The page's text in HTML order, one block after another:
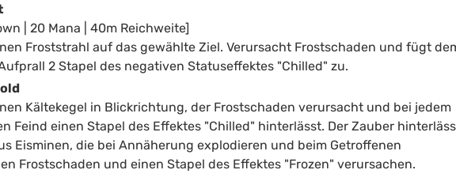
| 20 Mana | 40m Reichweite]
Froststrahl auf das gewählte Ziel. Verursacht Frostschaden und fügt
2 Stapel des negativen Statuseffektes "Chilled" zu.
Kältekegel in Blickrichtung, der Frostschaden verursacht und bei jedem
Feind einen Stapel des Effektes "Chilled" hinterlässt. Der Zauber
Eisminen, die bei Annäherung explodieren und beim Getroffenen
Frostschaden und einen Stapel des Effektes "Frozen" verursachen.